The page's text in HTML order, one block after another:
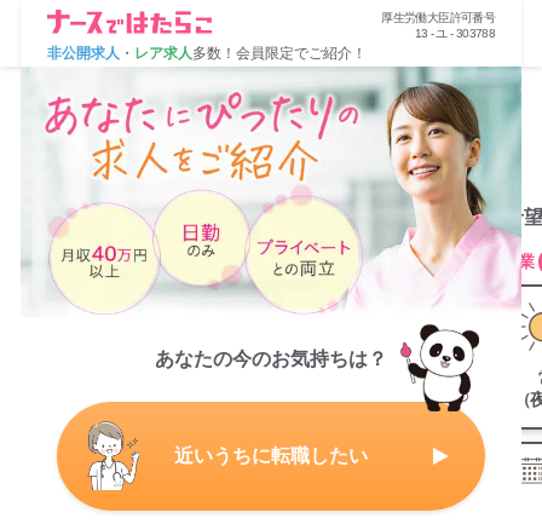
厚生労働大臣許可番号
13 - ユ - 303788
非公開求人 ・ レア求人 多数！会員限定でご紹介！
厚生労働大臣許可番号
13 - ユ - 303788
非公開求人 ・ レア求人 多数！会員限定でご紹介！
あなたの今のお気持ちは？
近いうちに転職したい
STEP1 STEP 2 STEP3 STEP4 STEP6 STEP7
お持ちの資格をお選びください
(複数選択可)
助産師 保健師
ご希
残業
（